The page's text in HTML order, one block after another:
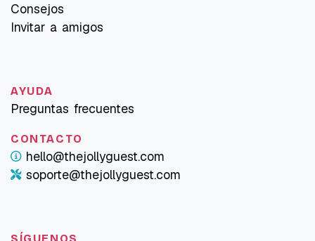
Consejos
Invitar a amigos
AYUDA
Preguntas frecuentes
CONTACTO
hello@thejollyguest.com
soporte@thejollyguest.com